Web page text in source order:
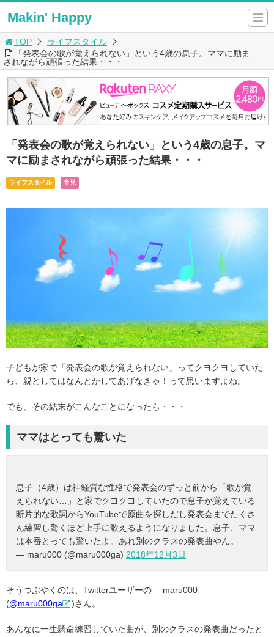
Makin' Happy
TOP
ライフスタイル
「発表会の歌が覚えられない」という4歳の息子。ママに励ま
されながら頑張った結果・・・
「発表会の歌が覚えられない」という4歳の息子。マ
マに励まされながら頑張った結果・・・
ライフスタイル 育児
子どもが家で「発表会の歌が覚えられない」ってクヨクヨしていた
ら、親としてはなんとかしてあげなきゃ！って思いますよね。
でも、その結末がこんなことになったら・・・
ママはとっても驚いた
息子（4歳）は神経質な性格で発表会のずっと前から「歌が覚
えられない…」と家でクヨクヨしていたので息子が覚えている
断片的な歌詞からYouTubeで原曲を探しだし発表会までたくさ
ん練習し驚くほど上手に歌えるようになりました。息子、ママ
は本番とっても驚いたよ。あれ別のクラスの発表曲やん。
— maru000 (@maru000ga) 2018年12月3日
そうつぶやくのは、Twitterユーザーの maru000
(@maru000ga )さん。
あんなに一生懸命練習していた曲が、別のクラスの発表曲だったと